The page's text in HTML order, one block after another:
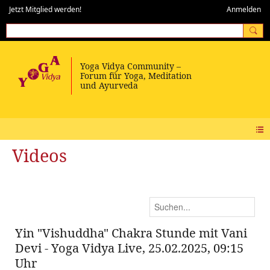
Jetzt Mitglied werden! Anmelden
Videos
Yin "Vishuddha" Chakra Stunde mit Vani
Devi - Yoga Vidya Live, 25.02.2025, 09:15
Uhr